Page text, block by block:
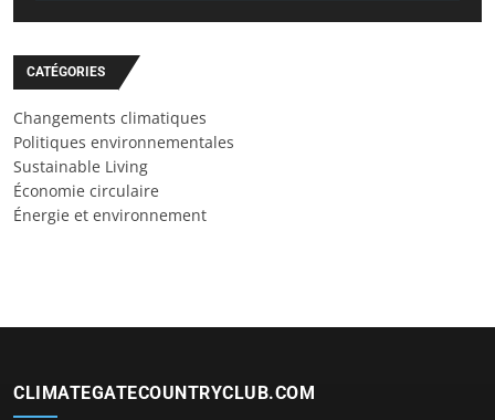
CATÉGORIES
Changements climatiques
Politiques environnementales
Sustainable Living
Économie circulaire
Énergie et environnement
CLIMATEGATECOUNTRYCLUB.COM